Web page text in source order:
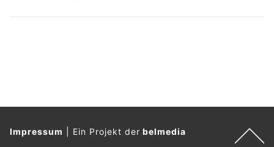
Impressum Ein Projekt derbelmedia